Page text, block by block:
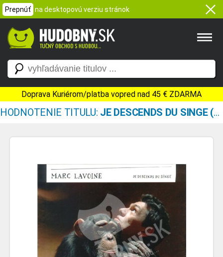
Prepnúť na desktopovú verziu stránok
Doprava Kuriérom/platba vopred nad 45 € ZDARMA
HODNOTENIE TITULU: JE DESCENDS DU SINGE (LIMITED EDITION)